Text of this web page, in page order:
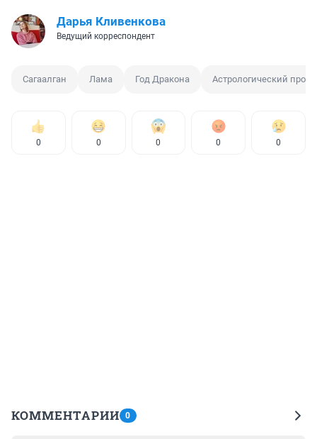
Дарья Кливенкова
Ведущий корреспондент
Сагаалган Лама Год Дракона Астрологический
0 0 0 0 0
КОММЕНТАРИИ 0